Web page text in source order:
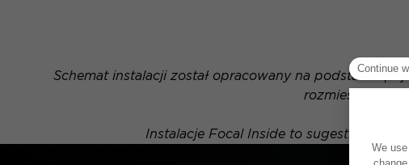
Schemat instalacji został opracowany na podstawie
rozmieszczenie
Instalacje Focal Inside to sugestie